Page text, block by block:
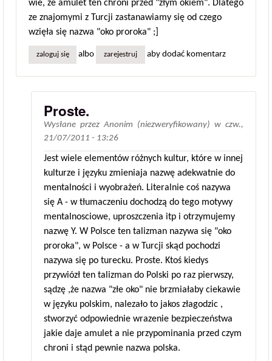
wie, że amulet ten chroni przed "złym okiem". Dlatego
ze znajomymi z Turcji zastanawiamy się od czego
wzięła się nazwa "oko proroka" ;]
zaloguj się albo zarejestruj aby dodać komentarz
Proste.
Wysłane przezAnonim (niezweryfikowany) w czw.,
21/07/2011 - 13:26
Jest wiele elementów różnych kultur, które w innej
kulturze i języku zmieniaja nazwę adekwatnie do
mentalności i wyobrażeń. Literalnie coś nazywa
się A - w tłumaczeniu dochodzą do tego motywy
mentalnosciowe, uproszczenia itp i otrzymujemy
nazwę Y. W Polsce ten talizman nazywa się "oko
proroka", w Polsce - a w Turcji skąd pochodzi
nazywa się po turecku. Proste. Ktoś kiedys
przywiózł ten talizman do Polski po raz pierwszy,
sądzę ,że nazwa "złe oko" nie brzmiałaby ciekawie
w języku polskim, nalezało to jakos złagodzic ,
stworzyć odpowiednie wrazenie bezpieczeństwa
jakie daje amulet a nie przypominania przed czym
chroni i stąd pewnie nazwa polska.